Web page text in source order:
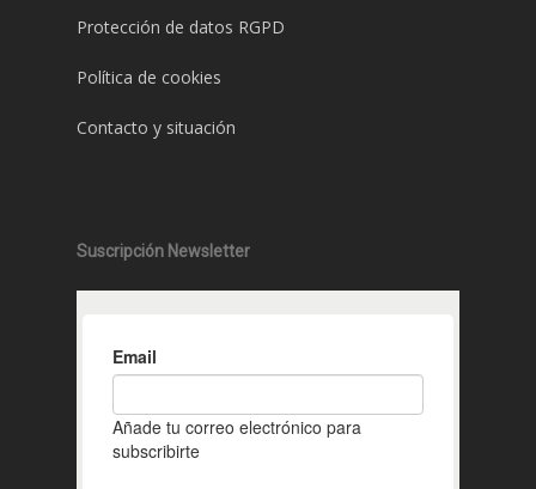
Protección de datos RGPD
Política de cookies
Contacto y situación
Suscripción Newsletter